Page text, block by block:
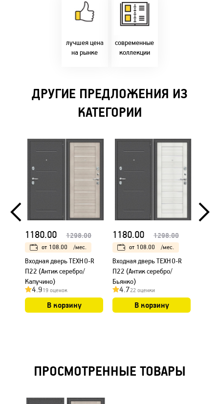
лучшея цена
на рынке
напрямую с
фабрики!
Предлагаем только
современные
коллекции
Идем в ногу с
самыми
современным
стилями и
решениями!
ДРУГИЕ ПРЕДЛОЖЕНИЯ ИЗ
КАТЕГОРИИ
1180.00 1298.00
от 108.00 /мес.
Входная дверь ТЕХНО-R
П22 (Антик серебро/
Капучино)
4.919 оценок
В корзину
1180.00 1298.00
от 108.00 /мес.
Входная дверь ТЕХНО-R
П22 (Антик серебро/
Бьянко)
4.722 оценки
В корзину
ПРОСМОТРЕННЫЕ ТОВАРЫ